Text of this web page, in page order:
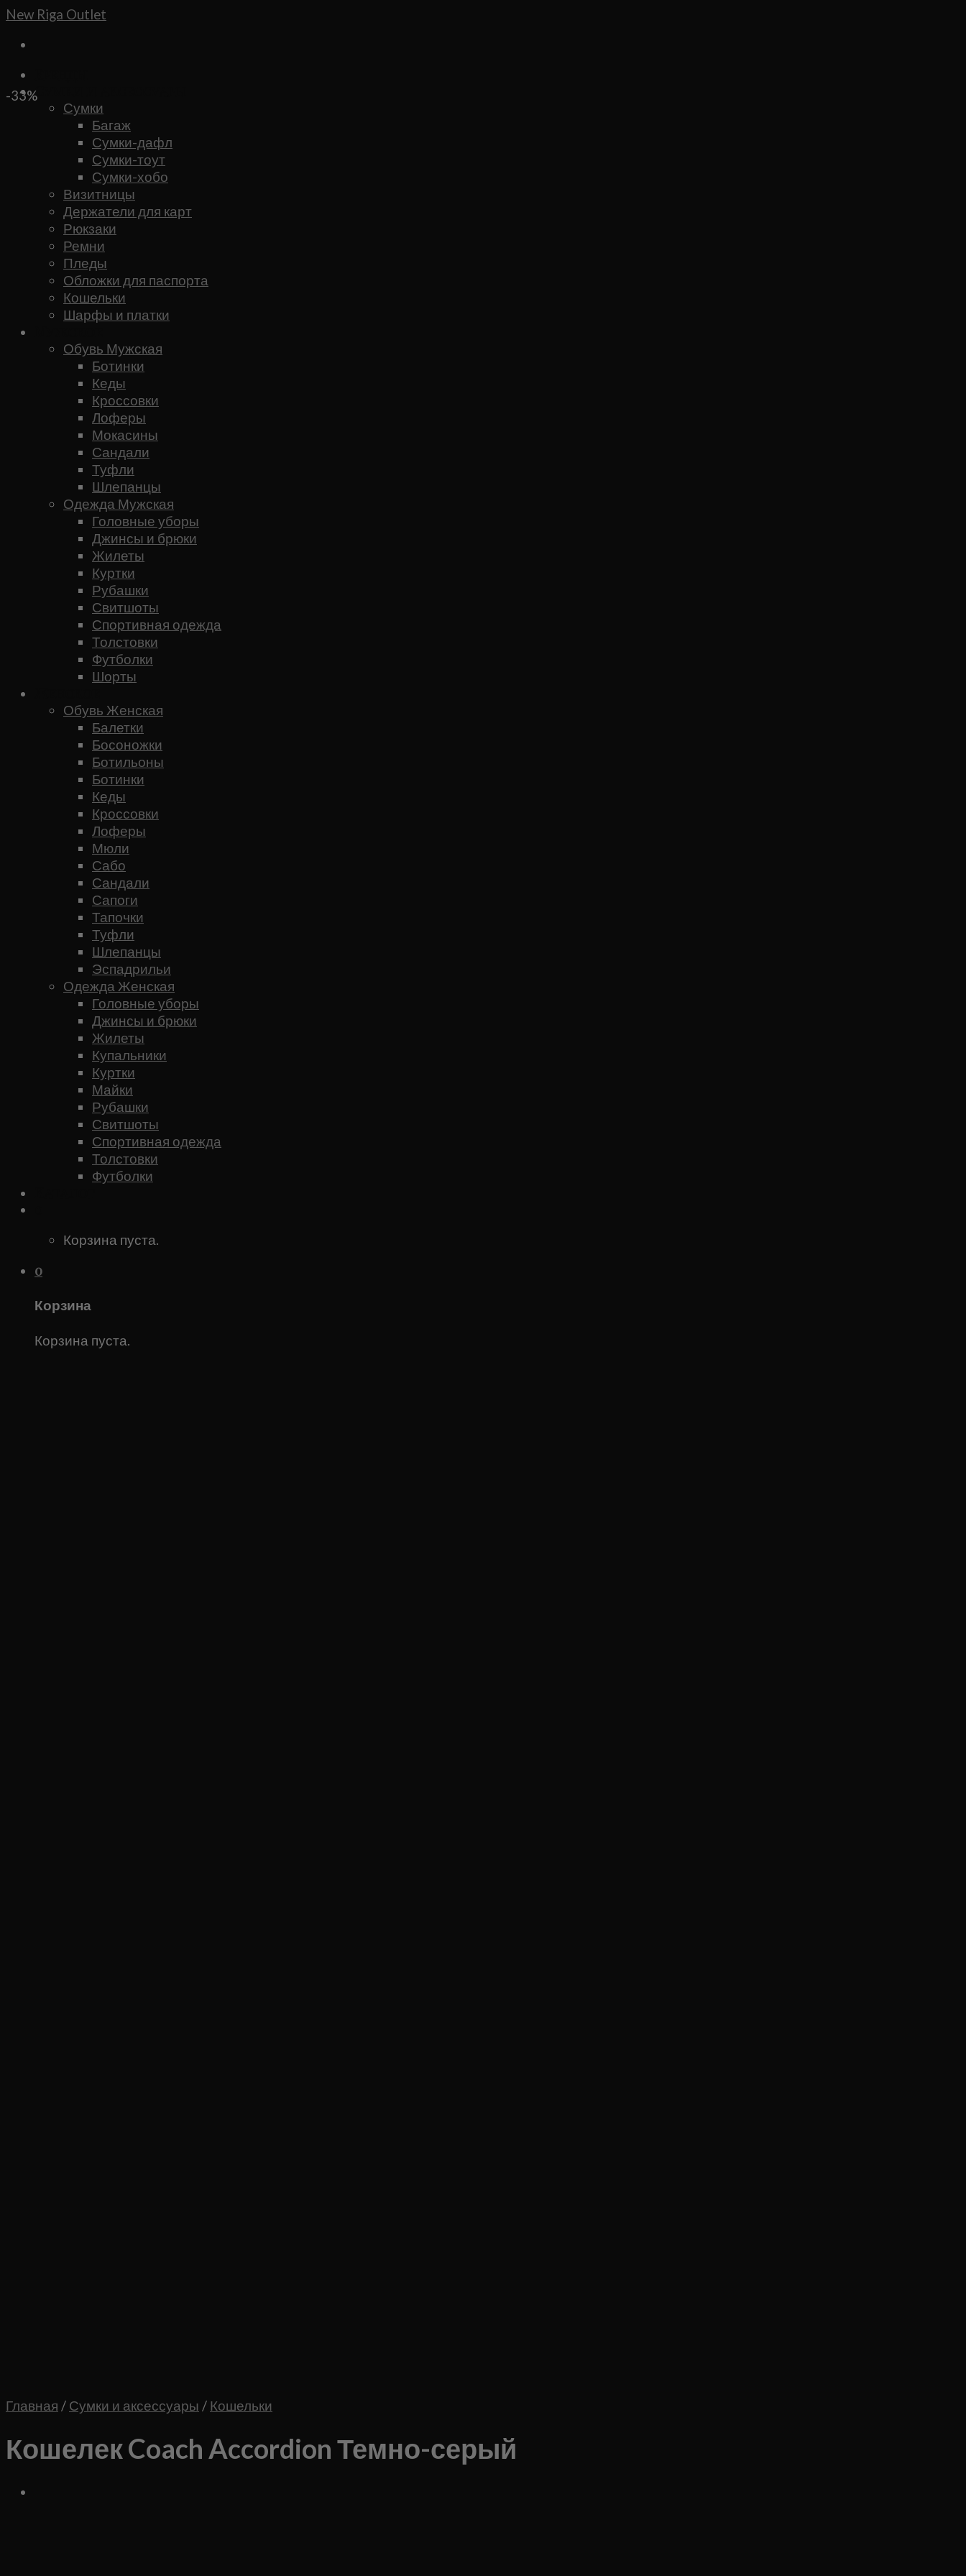
Skip
content
New Riga Outlet
Сумки и аксессуары
Сумки
Багаж
Сумки-дафл
Сумки-тоут
Сумки-хобо
Визитницы
Держатели для карт
Рюкзаки
Ремни
Пледы
Обложки для паспорта
Кошельки
Шарфы и платки
Обувь Мужская
Ботинки
Кеды
Кроссовки
Лоферы
Мокасины
Сандали
Туфли
Шлепанцы
Одежда Мужская
Головные уборы
Джинсы и брюки
Жилеты
Куртки
Рубашки
Свитшоты
Спортивная одежда
Толстовки
Футболки
Шорты
Обувь Женская
Балетки
Босоножки
Ботильоны
Ботинки
Кеды
Кроссовки
Лоферы
Мюли
Сабо
Сандали
Сапоги
Тапочки
Туфли
Шлепанцы
Эспадрильи
Одежда Женская
Головные уборы
Джинсы и брюки
Жилеты
Купальники
Куртки
Майки
Рубашки
Свитшоты
Спортивная одежда
Толстовки
Футболки
Корзина пуста.
0
Корзина
Корзина пуста.
-33%
Главная / Сумки и аксессуары / Кошельки
Кошелек Coach Accordion Темно-серый